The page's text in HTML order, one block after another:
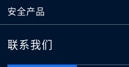
安全产品
联系我们